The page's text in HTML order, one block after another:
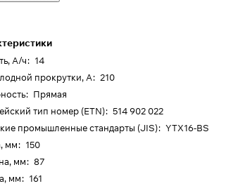
А/ч: 14
прокрутки, А: 210
: Прямая
тип номер (ETN): 514 902 022
промышленные стандарты (JIS): YTX16-BS
мм: 150
мм: 87
мм: 161